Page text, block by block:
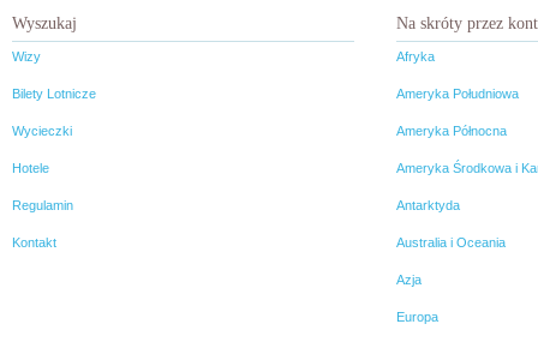
Wyszukaj
Wizy
Bilety Lotnicze
Wycieczki
Hotele
Regulamin
Kontakt
Na skróty przez
Afryka
Ameryka Południowa
Ameryka Północna
Ameryka Środkowa i
Antarktyda
Australia i Oceania
Azja
Europa